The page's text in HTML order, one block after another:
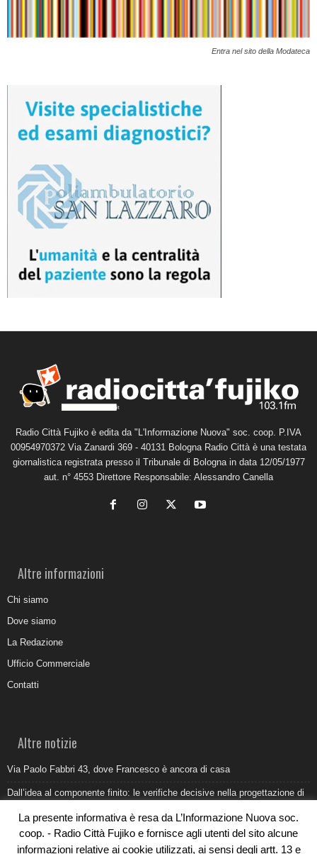
Entra nel sito della Modateca
Radio Città Fujiko è edita da "L'Informazione Nuova" soc. coop. P.IVA
00954970372 Via Zanardi 369 - 40131 Bologna Radio Città è una testata
giornalistica registrata presso il Tribunale di Bologna in data 12/05/1977
aut. n° 4553 Direttore Responsabile: Alessandro Canella
Altre informazioni
Chi siamo
Dove siamo
La Redazione
Ufficio Commerciale
Contatti
Altre notizie
Via Paolo Fabbri 43, dove Francesco è ancora di casa
Dall’idea al componente finito: le verifiche decisive nella progettazione di
Belvedere Marittimo e il report ARPACAL 2026 sulla qualità del mare
La presente informativa è resa da L’Informazione Nuova soc.
coop. - Radio Città Fujiko e fornisce agli utenti del sito alcune
informazioni relative ai cookie utilizzati, ai sensi degli artt. 13 e